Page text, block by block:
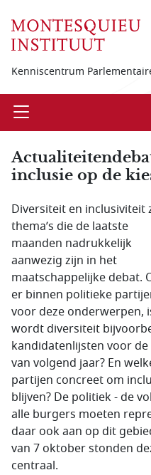
Kenniscentrum
Open
inclusie op de
Diversiteit en inclusiviteit
thema’s die de laatste
maanden nadrukkelijk
aanwezig zijn in het
maatschappelijke debat.
er binnen politieke
voor deze onderwerpen,
wordt diversiteit
kandidatenlijsten voor
van volgend jaar? En
partijen concreet om
blijven? De politiek - de
alle burgers moeten
daar ook aan op dit
van 7 oktober stonden
centraal.